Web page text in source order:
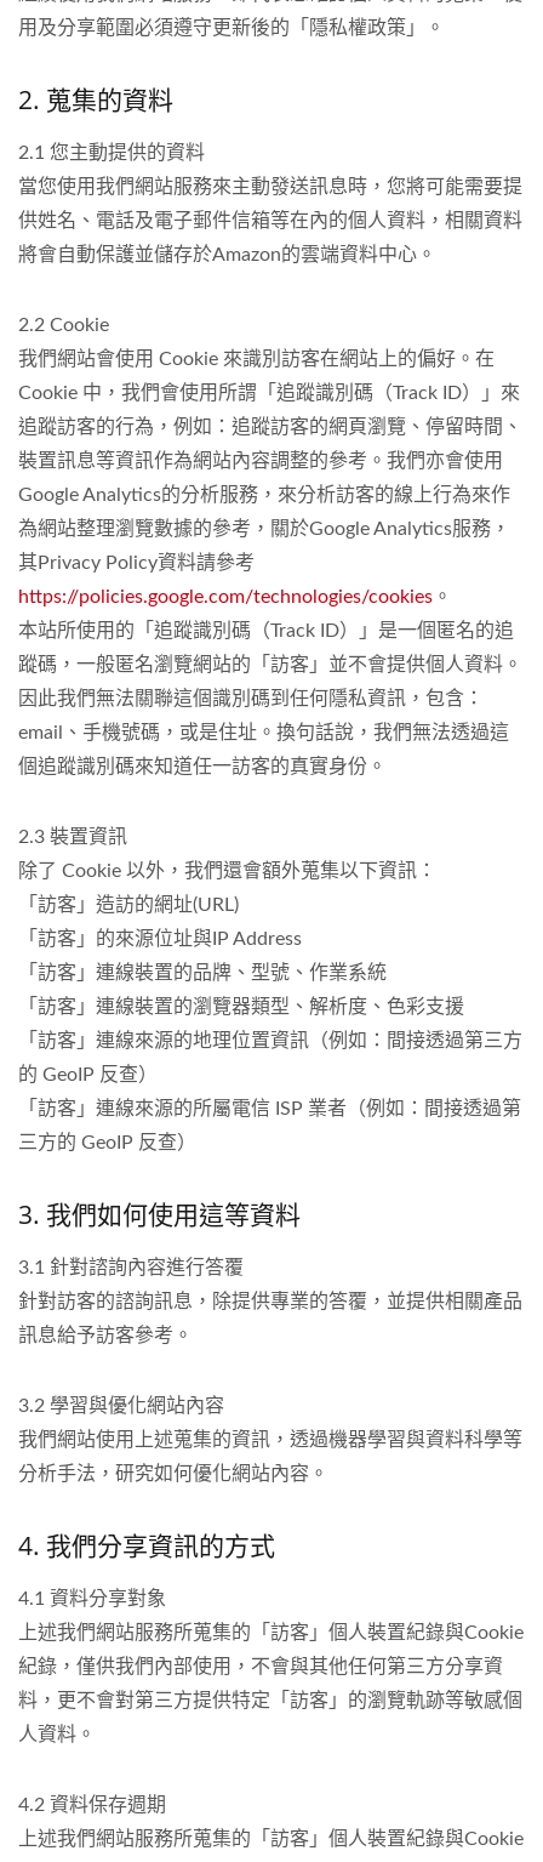
用及分享範圍必須遵守更新後的「隱私權政策」。
2. 蒐集的資料
2.1 您主動提供的資料
當您使用我們網站服務來主動發送訊息時，您將可能需要提
供姓名、電話及電子郵件信箱等在內的個人資料，相關資料
將會自動保護並儲存於Amazon的雲端資料中心。
2.2 Cookie
我們網站會使用 Cookie 來識別訪客在網站上的偏好。在
Cookie 中，我們會使用所謂「追蹤識別碼（Track ID）」來
追蹤訪客的行為，例如：追蹤訪客的網頁瀏覽、停留時間、
裝置訊息等資訊作為網站內容調整的參考。我們亦會使用
Google Analytics的分析服務，來分析訪客的線上行為來作
為網站整理瀏覽數據的參考，關於Google Analytics服務，
其Privacy Policy資料請參考
https://policies.google.com/technologies/cookies 。
本站所使用的「追蹤識別碼（Track ID）」是一個匿名的追
蹤碼，一般匿名瀏覽網站的「訪客」並不會提供個人資料。
因此我們無法關聯這個識別碼到任何隱私資訊，包含：
email、手機號碼，或是住址。換句話說，我們無法透過這
個追蹤識別碼來知道任一訪客的真實身份。
2.3 裝置資訊
除了 Cookie 以外，我們還會額外蒐集以下資訊：
「訪客」造訪的網址(URL)
「訪客」的來源位址與IP Address
「訪客」連線裝置的品牌、型號、作業系統
「訪客」連線裝置的瀏覽器類型、解析度、色彩支援
「訪客」連線來源的地理位置資訊（例如：間接透過第三方
的 GeoIP 反查）
「訪客」連線來源的所屬電信 ISP 業者（例如：間接透過第
三方的 GeoIP 反查）
3. 我們如何使用這等資料
3.1 針對諮詢內容進行答覆
針對訪客的諮詢訊息，除提供專業的答覆，並提供相關產品
訊息給予訪客參考。
3.2 學習與優化網站內容
我們網站使用上述蒐集的資訊，透過機器學習與資料科學等
分析手法，研究如何優化網站內容。
4. 我們分享資訊的方式
4.1 資料分享對象
上述我們網站服務所蒐集的「訪客」個人裝置紀錄與Cookie
紀錄，僅供我們內部使用，不會與其他任何第三方分享資
料，更不會對第三方提供特定「訪客」的瀏覽軌跡等敏感個
人資料。
4.2 資料保存週期
上述我們網站服務所蒐集的「訪客」個人裝置紀錄與Cookie